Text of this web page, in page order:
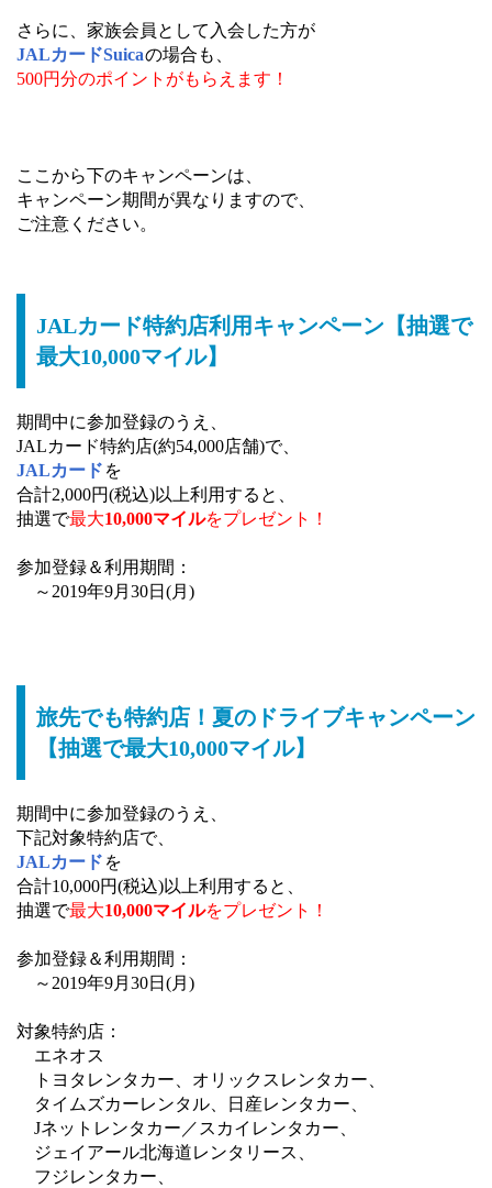
さらに、家族会員として入会した方が
JALカードSuicaの場合も、
500円分のポイントがもらえます！
ここから下のキャンペーンは、
キャンペーン期間が異なりますので、
ご注意ください。
JALカード特約店利用キャンペーン【抽選で
最大10,000マイル】
期間中に参加登録のうえ、
JALカード特約店(約54,000店舗)で、
JALカード を
合計2,000円(税込)以上利用すると、
抽選で最大10,000マイルをプレゼント！
参加登録＆利用期間：
～2019年9月30日(月)
旅先でも特約店！夏のドライブキャンペーン
【抽選で最大10,000マイル】
期間中に参加登録のうえ、
下記対象特約店で、
JALカード を
合計10,000円(税込)以上利用すると、
抽選で最大10,000マイルをプレゼント！
参加登録＆利用期間：
～2019年9月30日(月)
対象特約店：
エネオス
トヨタレンタカー、オリックスレンタカー、
タイムズカーレンタル、日産レンタカー、
Jネットレンタカー／スカイレンタカー、
ジェイアール北海道レンタリース、
フジレンタカー、